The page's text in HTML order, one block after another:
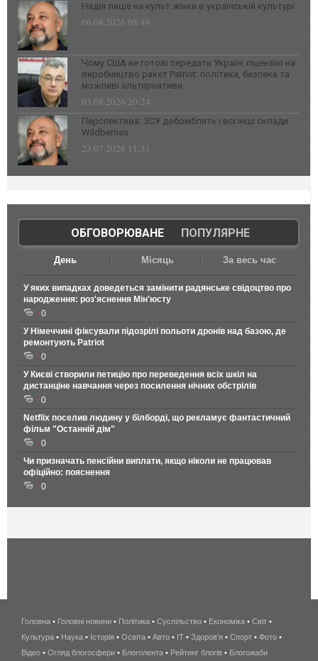
Надія лише на культ жінки в українській культурі
06.08.2026 08:49
Чому США не готові передати Україні ліцензію на
виробництво ракет Patriot: політика, безпека та
можливі альтернативи
03.08.2026 20:24
Перспектива: ЗСУ добомблять і всі інші склади
Wildberries
23.07.2026 11:31
ОБГОВОРЮВАНЕ| ПОПУЛЯРНЕ
День Місяць За весь час
У яких випадках доведеться замінити радянське свідоцтво про
народження: роз'яснення Мін'юсту
0
У Німеччині фіксували підозрілі польоти дронів над базою, де
ремонтують Patriot
0
У Києві створили петицію про переведення всіх шкіл на
дистанціне навчання через посилення нічних обстрілів
0
Netflix поселив людину у білборді, що рекламує фантастичний
фільм "Останній дім"
0
Чи призначать пенсійни виплати, якщо ніколи не працював
офіційно: пояснення
0
беспроводной
интернет
киев
Головна • Головні новини • Політика • Суспільство • Економіка • Світ •
Культура • Наука • Історія • Освіта • Авто • IT • Здоров'я • Спорт • Фото •
Відео • Огляд блогосфери • Блоголента • Рейтинг блогів • Блогожаби